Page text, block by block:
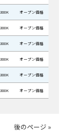
オープン価格
オープン価格
オープン価格
オープン価格
オープン価格
オープン価格
後のページ »